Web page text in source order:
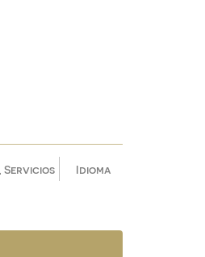
Idioma
Servicios